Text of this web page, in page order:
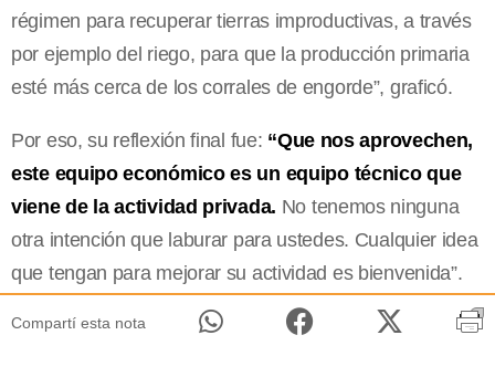
régimen para recuperar tierras improductivas, a través
por ejemplo del riego, para que la producción primaria
esté más cerca de los corrales de engorde”, graficó.
Por eso, su reflexión final fue: “Que nos aprovechen,
este equipo económico es un equipo técnico que
viene de la actividad privada. No tenemos ninguna
otra intención que laburar para ustedes. Cualquier idea
que tengan para mejorar su actividad es bienvenida”.
Compartí esta nota